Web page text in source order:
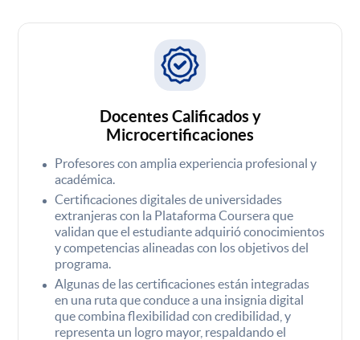
Docentes Calificados y
Microcertificaciones
Profesores con amplia experiencia profesional y
académica.
Certificaciones digitales de universidades
extranjeras con la Plataforma Coursera que
validan que el estudiante adquirió conocimientos
y competencias alineadas con los objetivos del
programa.
Algunas de las certificaciones están integradas
en una ruta que conduce a una insignia digital
que combina flexibilidad con credibilidad, y
representa un logro mayor, respaldando el